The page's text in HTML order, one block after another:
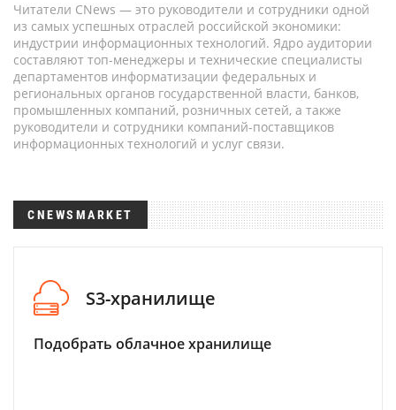
Читатели CNews — это руководители и сотрудники одной
из самых успешных отраслей российской экономики:
индустрии информационных технологий. Ядро аудитории
составляют топ-менеджеры и технические специалисты
департаментов информатизации федеральных и
региональных органов государственной власти, банков,
промышленных компаний, розничных сетей, а также
руководители и сотрудники компаний-поставщиков
информационных технологий и услуг связи.
CNEWSMARKET
S3-хранилище
Подобрать облачное хранилище